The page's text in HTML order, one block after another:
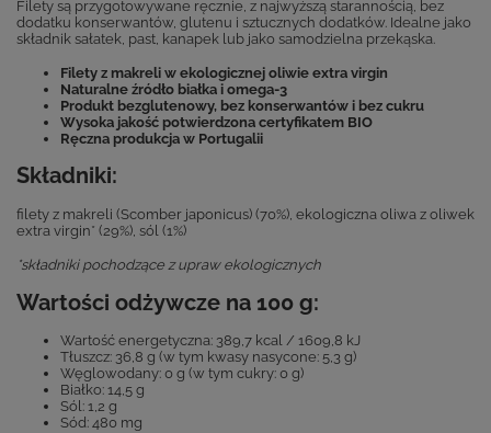
Filety są przygotowywane ręcznie, z najwyższą starannością, bez
dodatku konserwantów, glutenu i sztucznych dodatków. Idealne jako
składnik sałatek, past, kanapek lub jako samodzielna przekąska.
Filety z makreli w ekologicznej oliwie extra virgin
Naturalne źródło białka i omega-3
Produkt bezglutenowy, bez konserwantów i bez cukru
Wysoka jakość potwierdzona certyfikatem BIO
Ręczna produkcja w Portugalii
Składniki:
filety z makreli (Scomber japonicus) (70%), ekologiczna oliwa z oliwek
extra virgin* (29%), sól (1%)
*składniki pochodzące z upraw ekologicznych
Wartości odżywcze na 100 g:
Wartość energetyczna: 389,7 kcal / 1609,8 kJ
Tłuszcz: 36,8 g (w tym kwasy nasycone: 5,3 g)
Węglowodany: 0 g (w tym cukry: 0 g)
Białko: 14,5 g
Sól: 1,2 g
Sód: 480 mg